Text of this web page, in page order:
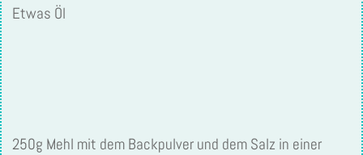
Etwas Öl
250g Mehl mit dem Backpulver und dem Salz in einer